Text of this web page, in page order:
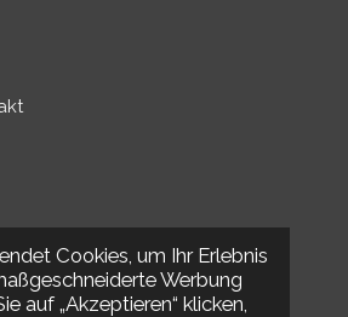
Cookies, um Ihr Erlebnis
Werbung
auf „Akzeptieren“ klicken,